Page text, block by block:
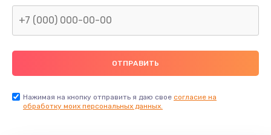
400 руб.
Заказать
Нажимая на кнопку отправить я даю свое согласие на
обработку моих персональных данных.